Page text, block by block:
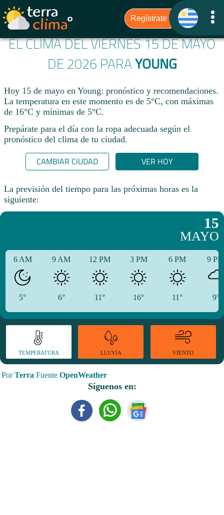
EL CLIMA DEL VIERNES 15 DE MAYO
DE 2026 PARAYOUNG
Hoy 15 de mayo en Young: pronóstico y recomendaciones.
La temperatura en este momento es de 5°C, con máximas
de 16°C y mínimas de 5°C.
Prepárate para el día con la ropa adecuada según el
pronóstico del clima de tu ciudad.​
CAMBIAR CIUDAD VER HOY
La previsión del tiempo para las próximas horas es la
siguiente:
15
MAYO
6 AM
5°
9 AM
6°
12 PM
11°
3 PM
16°
6 PM
11°
9
9°
TEMPERATURA LLUVIA VIENTO
PorTerra Fuente OpenWeather
Síguenos en: